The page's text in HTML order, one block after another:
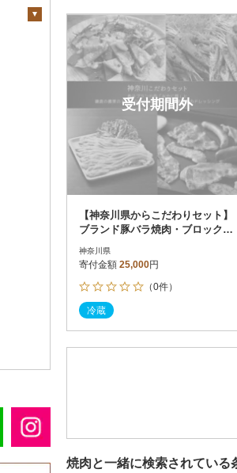
受付期間外
【神奈川県からこだわりセット】
ブランド豚バラ焼肉・ブロックと
口で配送】
神奈川県
寄付金額 25,000円
（0件）
冷蔵
焼肉と一緒に検索されている